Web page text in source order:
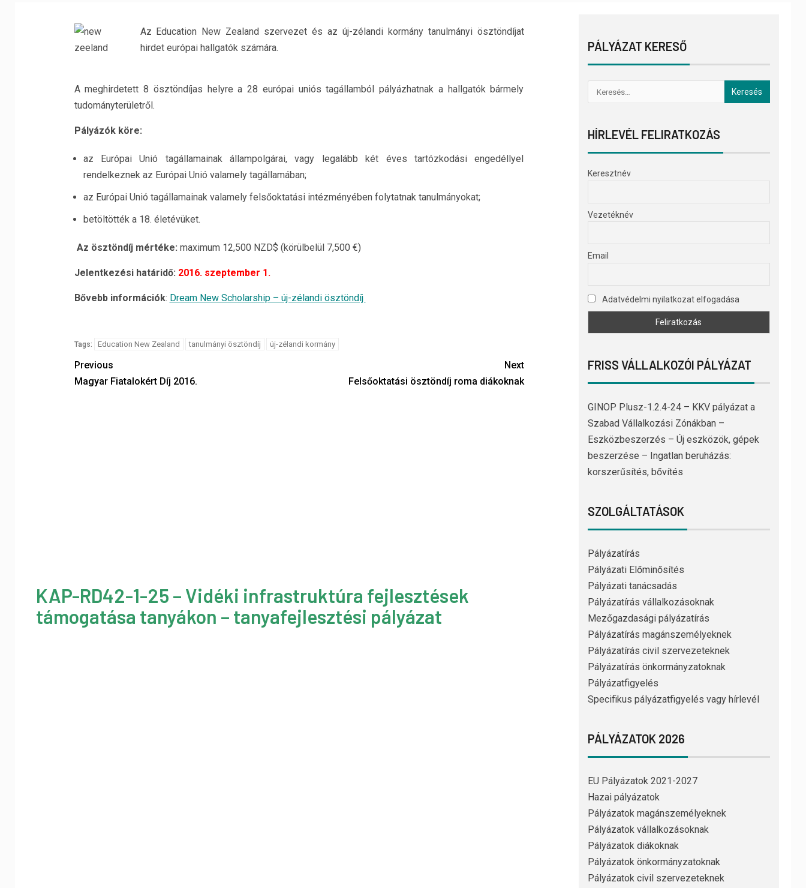
Az Education New Zealand szervezet és az új-zélandi kormány tanulmányi ösztöndíjat
hirdet európai hallgatók számára.
A meghirdetett 8 ösztöndíjas helyre a 28 európai uniós tagállamból pályázhatnak a hallgatók bármely
tudományterületről.
Pályázók köre:
az Európai Unió tagállamainak állampolgárai, vagy legalább két éves tartózkodási engedéllyel
rendelkeznek az Európai Unió valamely tagállamában;
az Európai Unió tagállamainak valamely felsőoktatási intézményében folytatnak tanulmányokat;
betöltötték a 18. életévüket.
Az ösztöndíj mértéke: maximum 12,500 NZD$ (körülbelül 7,500 €)
Jelentkezési határidő: 2016. szeptember 1.
Bővebb információk: Dream New Scholarship – új-zélandi ösztöndíj
Tags: Education New Zealand tanulmányi ösztöndíj új-zélandi kormány
Previous
Magyar Fiatalokért Díj 2016.
Next
Felsőoktatási ösztöndíj roma diákoknak
KAP-RD42-1-25 – Vidéki infrastruktúra fejlesztések
támogatása tanyákon – tanyafejlesztési pályázat
PÁLYÁZAT KERESŐ
HÍRLEVÉL FELIRATKOZÁS
Keresztnév
Vezetéknév
Email
Adatvédelmi nyilatkozat elfogadása
FRISS VÁLLALKOZÓI PÁLYÁZAT
GINOP Plusz-1.2.4-24 – KKV pályázat a
Szabad Vállalkozási Zónákban –
Eszközbeszerzés – Új eszközök, gépek
beszerzése – Ingatlan beruházás:
korszerűsítés, bővítés
SZOLGÁLTATÁSOK
Pályázatírás
Pályázati Előminősítés
Pályázati tanácsadás
Pályázatírás vállalkozásoknak
Mezőgazdasági pályázatírás
Pályázatírás magánszemélyeknek
Pályázatírás civil szervezeteknek
Pályázatírás önkormányzatoknak
Pályázatfigyelés
Specifikus pályázatfigyelés vagy hírlevél
PÁLYÁZATOK 2026
EU Pályázatok 2021-2027
Hazai pályázatok
Pályázatok magánszemélyeknek
Pályázatok vállalkozásoknak
Pályázatok diákoknak
Pályázatok önkormányzatoknak
Pályázatok civil szervezeteknek